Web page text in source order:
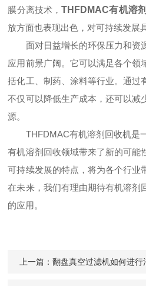
膜分离技术，THFDMAC有机溶
放方面也表现出色，对可持续发展
面对日益增长的环保压力和资
应用前景广阔。它可以满足各个领
括化工、制药、涂料等行业。通过
不仅可以降低生产成本，还可以减
源。
THFDMAC有机溶剂回收机是
有机溶剂回收领域带来了新的可能
可持续发展的特点，将为各个行业
在未来，我们有理由期待有机溶剂
的应用。
上一篇：翻盘真空过滤机如何进行